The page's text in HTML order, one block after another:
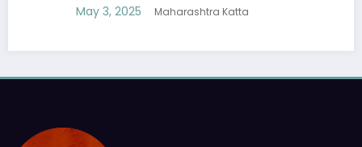
May 3, 2025 Maharashtra Katta